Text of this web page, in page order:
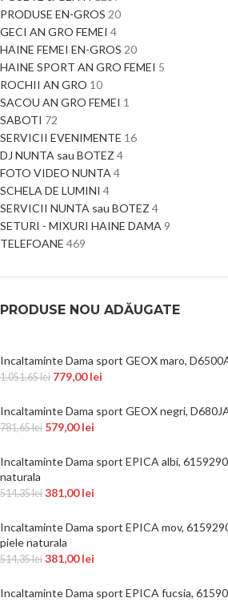
PRODUSE EN-GROS 20
GECI AN GRO FEMEI 4
HAINE FEMEI EN-GROS 20
HAINE SPORT AN GRO FEMEI 5
ROCHII AN GRO 10
SACOU AN GRO FEMEI 1
SABOTI 72
SERVICII EVENIMENTE 16
DJ NUNTA sau BOTEZ 4
FOTO VIDEO NUNTA 4
SCHELA DE LUMINI 4
SERVICII NUNTA sau BOTEZ 4
SETURI - MIXURI HAINE DAMA 9
TELEFOANE 469
PRODUSE NOU ADĂUGATE
Incaltaminte Dama sport GEOX maro,
1.051,65lei 779,00lei
Incaltaminte Dama sport GEOX negri,
781,65lei 579,00lei
Incaltaminte Dama sport EPICA albi,
naturala
514,35lei 381,00lei
Incaltaminte Dama sport EPICA mov,
piele naturala
514,35lei 381,00lei
Incaltaminte Dama sport EPICA fucsia,